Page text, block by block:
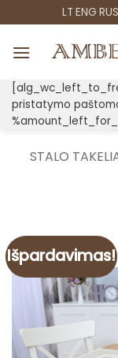
to
content
LT ENG RUS
pristatymo
STALO
Išpardavimas!